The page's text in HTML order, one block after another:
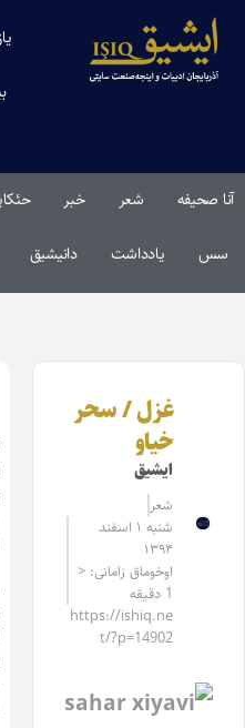
آنا صحیفه شعر خبر
سس یادداشت دانیشیق
غزل / سحر
خیاو
ایشیق
شعر
شنبه ۱ اسفند
۱۳۹۴
اوخوماق زامانی: <
1 دقیقه
https://ishiq.ne
t/?p=14902